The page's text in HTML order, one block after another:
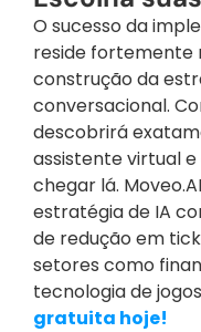
O sucesso da
reside fortemente
construção da
conversacional.
descobrirá
assistente virtual
chegar lá.
estratégia de IA
de redução em
setores como
tecnologia de
gratuita hoje!